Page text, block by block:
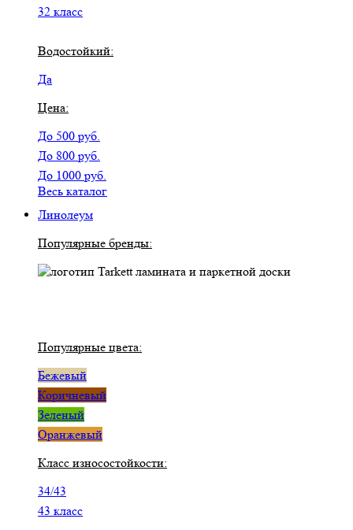
32 класс
Водостойкий:
Да
Цена:
До 500 руб.
До 800 руб.
До 1000 руб.
Весь каталог
Линолеум
Популярные бренды:
Популярные цвета:
Бежевый
Коричневый
Зеленый
Оранжевый
Класс износостойкости:
34/43
43 класс